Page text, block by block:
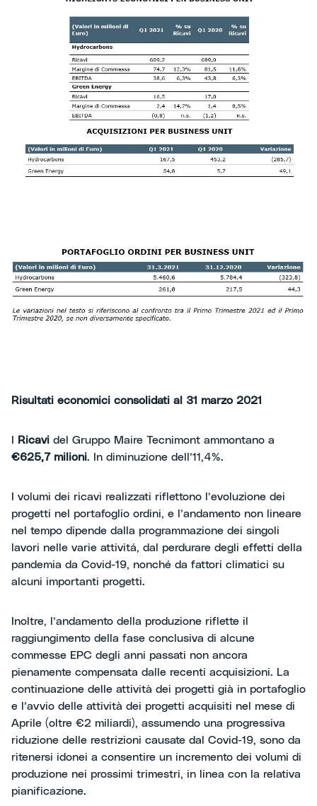
Risultati economici consolidati al 31 marzo 2021
Ricavi del Gruppo Maire Tecnimont ammontano a
€625,7 milioni. In diminuzione dell’11,4%.
I volumi dei ricavi realizzati riflettono l’evoluzione dei
progetti nel portafoglio ordini, e l’andamento non lineare
nel tempo dipende dalla programmazione dei singoli
lavori nelle varie attivitá, dal perdurare degli effetti della
pandemia da Covid-19, nonché da fattori climatici su
alcuni importanti progetti.
Inoltre, l’andamento della produzione riflette il
raggiungimento della fase conclusiva di alcune
commesse EPC degli anni passati non ancora
pienamente compensata dalle recenti acquisizioni. La
continuazione delle attività dei progetti già in portafoglio
e l’avvio delle attività dei progetti acquisiti nel mese di
Aprile (oltre €2 miliardi), assumendo una progressiva
riduzione delle restrizioni causate dal Covid-19, sono da
ritenersi idonei a consentire un incremento dei volumi di
produzione nei prossimi trimestri, in linea con la relativa
pianificazione.